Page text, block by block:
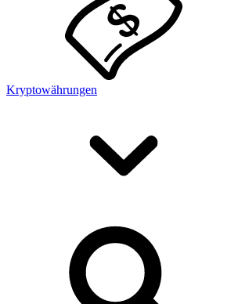
Kryptowährungen